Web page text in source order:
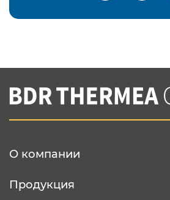
Подтвердить e-mail
Вы соглашаетесь с нашей
конфеденциальности
О компании
Продукция